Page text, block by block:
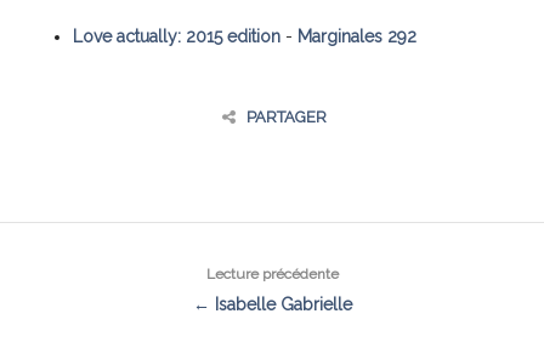
Love actually: 2015 edition- Marginales 292
PARTAGER
Lecture précédente
← Isabelle Gabrielle